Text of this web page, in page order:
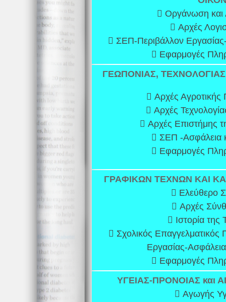
 Οργάνωση και
 Αρχές
 ΣΕΠ-Περιβάλλον
 Εφαρμογές
ΓΕΩΠΟΝΙΑΣ,
 Αρχές
 Αρχές
 Αρχές Επιστήμης
 ΣΕΠ -Ασφάλεια
 Εφαρμογές
ΓΡΑΦΙΚΩΝ ΤΕΧΝΩΝ ΚΑΙ
 Ελεύθερο
 Αρχές
 Ιστορία
 Σχολικός Επαγγελματικός
Εργασίας-
 Εφαρμογές
ΥΓΕΙΑΣ-ΠΡΟΝΟΙΑΣ και
 Αγωγής